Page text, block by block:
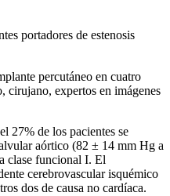
portadores de estenosis
percutáneo en cuatro
cirujano, expertos en imágenes
27% de los pacientes se
aórtico (82 ± 14 mm Hg a
clase funcional I. El
cerebrovascular isquémico
dos de causa no cardíaca.